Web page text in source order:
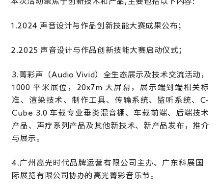
1.2024 声音设计与作品创新技能大赛成果公布；
2.2025 声音设计与作品创新技能大赛启动仪式；
3.菁彩声（Audio Vivid） 全生态展示及技术交流活动，
1000 平米展位， 20x7m 大屏幕， 展示端到端相关标
准 、渲染技术、制作工具、传输系统、监听系统、 C-
Cube 3.0 车载专业垂类混音棚、车载前端、后端技术
产品、声疗系列产品及 其他新技术、新产品发布， 推介
与展示。
4.广州高光时代品牌运营 有限公司主办、广东科展国
际展览有限公司协办的高光菁彩音乐节。